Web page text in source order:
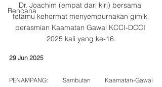
Rencana
Dr. Joachim (empat dari kiri) bersama
tetamu kehormat menyempurnakan gimik
perasmian Kaamatan Gawai KCCI-DCCI
2025 kali yang ke-16.
29 Jun 2025
PENAMPANG: Sambutan Kaamatan-Gawai